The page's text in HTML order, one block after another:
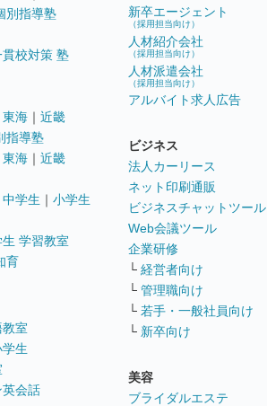
別指導塾
校対策 塾
東海 ｜ 近畿
指導塾
東海 ｜ 近畿
中学生 ｜ 小学生
学習教室
育
室
学生
英会話
新卒エージェント
（採用担当向け）
人材紹介会社
（採用担当向け）
人材派遣会社
（採用担当向け）
アルバイト求人広告
ビジネス
法人カーリース
ネット印刷通販
ビジネスチャットツール
Web会議ツール
企業研修
└ 経営者向け
└ 管理職向け
└ 若手・一般社員向け
└ 新卒向け
美容
ブライダルエステ